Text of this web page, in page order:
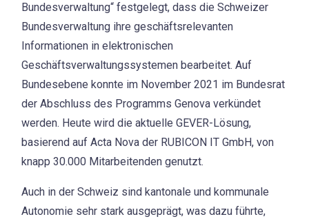
Bundesverwaltung“ festgelegt, dass die Schweizer
Bundesverwaltung ihre geschäftsrelevanten
Informationen in elektronischen
Geschäftsverwaltungssystemen bearbeitet. Auf
Bundesebene konnte im November 2021 im Bundesrat
der Abschluss des Programms Genova verkündet
werden. Heute wird die aktuelle GEVER-Lösung,
basierend auf Acta Nova der RUBICON IT GmbH, von
knapp 30.000 Mitarbeitenden genutzt.
Auch in der Schweiz sind kantonale und kommunale
Autonomie sehr stark ausgeprägt, was dazu führte,